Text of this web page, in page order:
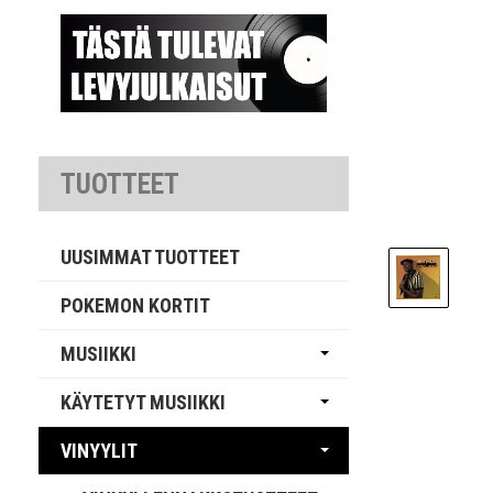
TUOTTEET
UUSIMMAT TUOTTEET
POKEMON KORTIT
MUSIIKKI
KÄYTETYT MUSIIKKI
VINYYLIT